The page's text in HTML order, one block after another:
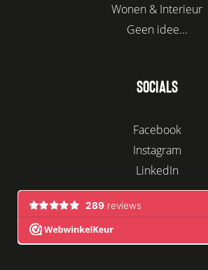
Wonen & Interieur
Geen idee...
SOCIALS
Facebook
Instagram
LinkedIn